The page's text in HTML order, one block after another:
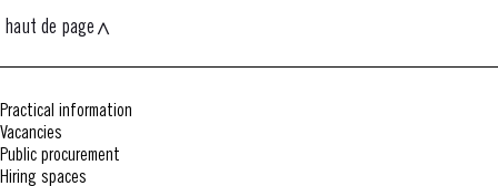
haut de page
Practical information
Vacancies
Public procurement
Hiring spaces